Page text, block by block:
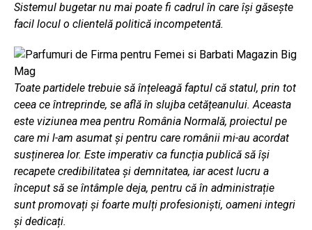
Sistemul bugetar nu mai poate fi cadrul în care își găsește
facil locul o clientelă politică incompetentă.
Toate partidele trebuie să înțeleagă faptul că statul, prin tot
ceea ce întreprinde, se află în slujba cetățeanului. Aceasta
este viziunea mea pentru România Normală, proiectul pe
care mi l-am asumat și pentru care românii mi-au acordat
susținerea lor. Este imperativ ca funcția publică să își
recapete credibilitatea și demnitatea, iar acest lucru a
început să se întâmple deja, pentru că în administrație
sunt promovați și foarte mulți profesioniști, oameni integri
și dedicați.